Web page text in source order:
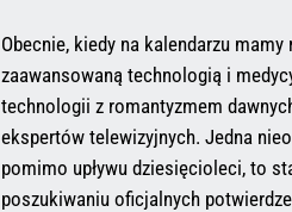
Obecnie, kiedy na kalendarzu
zaawansowaną technologią i
technologii z romantyzmem
ekspertów telewizyjnych. Jedna
pomimo upływu dziesięcioleci, to
poszukiwaniu oficjalnych